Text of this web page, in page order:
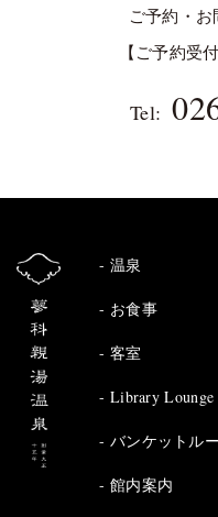
ご予約・
【ご予約受
Tel:
温泉
お食事
客室
Library Lounge
バンケットル
館内案内